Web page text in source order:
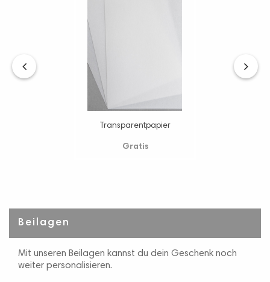
Transparentpapier
Gratis
Beilagen
Mit unseren Beilagen kannst du dein Geschenk noch
weiter personalisieren.